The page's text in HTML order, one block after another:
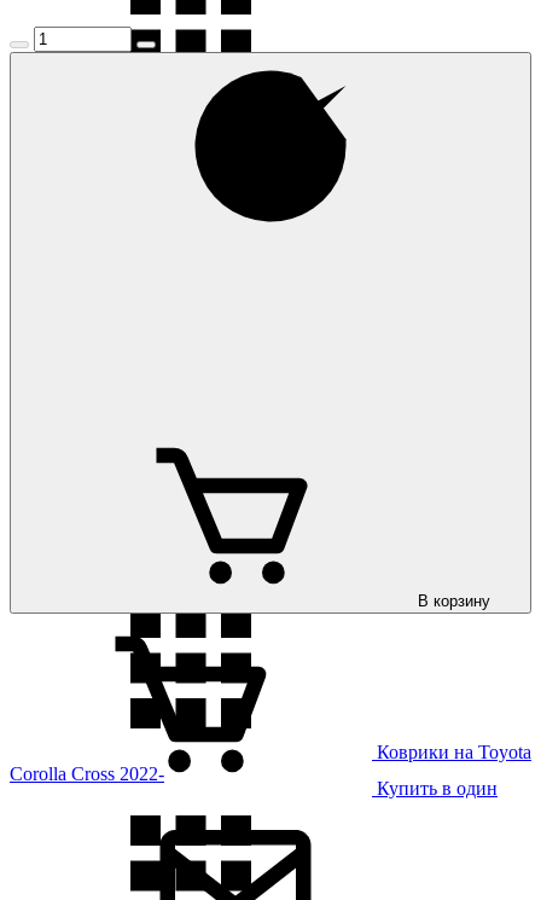
Коврики на Toyota
Corolla Cross 2022-
В корзину
Купить в один